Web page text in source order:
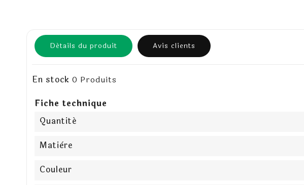
Détails du produit Avis clients
En stock 0 Produits
Fiche technique
Quantité
Matière
Couleur